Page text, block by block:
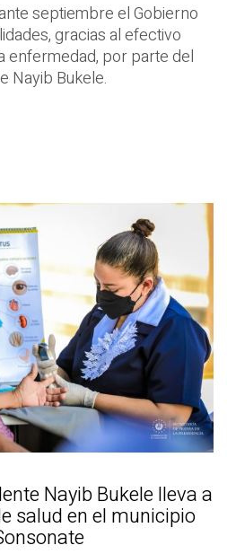
septiembre el Gobierno
gracias al efectivo
enfermedad, por parte del
Nayib Bukele.
Nayib Bukele lleva a
salud en el municipio